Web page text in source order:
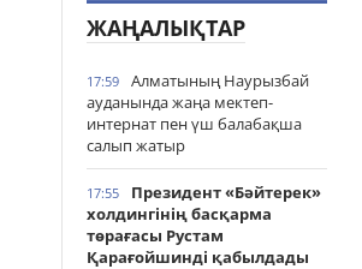
ЖАҢАЛЫҚТАР
17:59
Алматының Наурызбай
ауданында жаңа мектеп-
интернат пен үш балабақша
салып жатыр
17:55
Президент «Бәйтерек»
холдингінің басқарма
төрағасы Рустам
Қарағойшинді қабылдады